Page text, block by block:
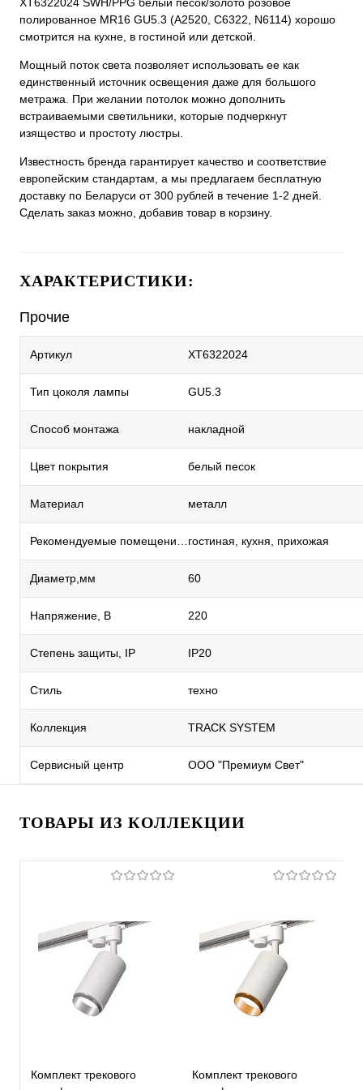
полированное MR16 GU5.3 (A2520, C6322, N6114) хорошо
смотрится на кухне, в гостиной или детской.
Мощный поток света позволяет использовать ее как
единственный источник освещения даже для большого
метража. При желании потолок можно дополнить
встраиваемыми светильники, которые подчеркнут
изящество и простоту люстры.
Известность бренда гарантирует качество и соответствие
европейским стандартам, а мы предлагаем бесплатную
доставку по Беларуси от 300 рублей в течение 1-2 дней.
Сделать заказ можно, добавив товар в корзину.
ХАРАКТЕРИСТИКИ:
Прочие
Артикул XT6322024
Тип цоколя лампы GU5.3
Способ монтажа накладной
Цвет покрытия белый песок
Материал металл
гостиная, кухня, прихожая
Диаметр,мм 60
Напряжение, В 220
Степень защиты, IP IP20
Стиль техно
Коллекция TRACK SYSTEM
Сервисный центр ООО "Премиум Свет"
ТОВАРЫ ИЗ КОЛЛЕКЦИИ
Комплект трекового
Комплект трекового